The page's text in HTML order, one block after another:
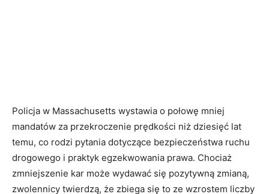
Policja w Massachusetts wystawia o połowę mniej
mandatów za przekroczenie prędkości niż dziesięć lat
temu, co rodzi pytania dotyczące bezpieczeństwa ruchu
drogowego i praktyk egzekwowania prawa. Chociaż
zmniejszenie kar może wydawać się pozytywną zmianą,
zwolennicy twierdzą, że zbiega się to ze wzrostem liczby